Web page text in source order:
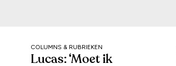
COLUMNS & RUBRIEKEN
Lucas: ‘Moet ik